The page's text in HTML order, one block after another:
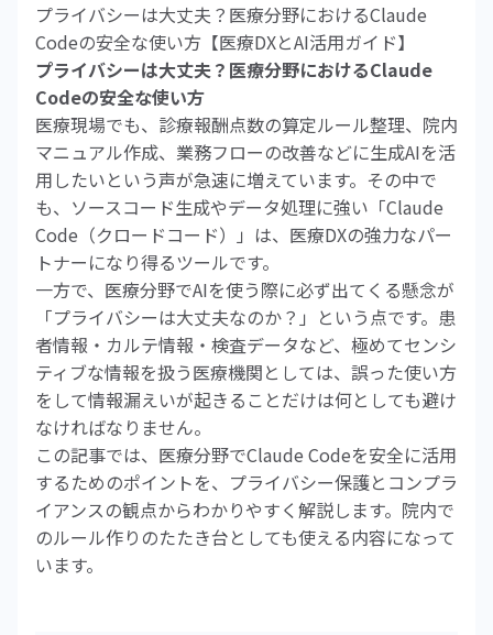
プライバシーは大丈夫？医療分野におけるClaude
Codeの安全な使い方【医療DXとAI活用ガイド】
プライバシーは大丈夫？医療分野におけるClaude
Codeの安全な使い方
医療現場でも、診療報酬点数の算定ルール整理、院内
マニュアル作成、業務フローの改善などに生成AIを活
用したいという声が急速に増えています。その中で
も、ソースコード生成やデータ処理に強い「Claude
Code（クロードコード）」は、医療DXの強力なパー
トナーになり得るツールです。
一方で、医療分野でAIを使う際に必ず出てくる懸念が
「プライバシーは大丈夫なのか？」という点です。患
者情報・カルテ情報・検査データなど、極めてセンシ
ティブな情報を扱う医療機関としては、誤った使い方
をして情報漏えいが起きることだけは何としても避け
なければなりません。
この記事では、医療分野でClaude Codeを安全に活用
するためのポイントを、プライバシー保護とコンプラ
イアンスの観点からわかりやすく解説します。院内で
のルール作りのたたき台としても使える内容になって
います。